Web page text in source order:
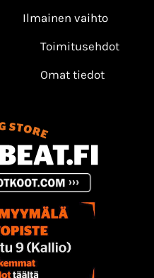
Ilmainen vaihto
Toimitusehdot
Omat tiedot